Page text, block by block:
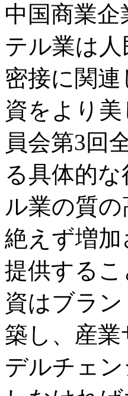
中国商業
テル業は
密接に関
資をより
員会第3回
る具体的
ル業の質
絶えず増
提供する
資はブラ
築し、産
デルチェ